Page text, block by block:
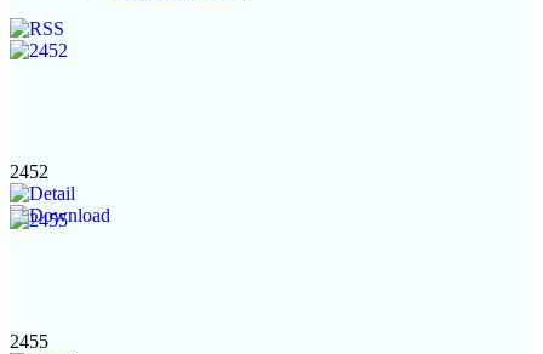
2452
2455